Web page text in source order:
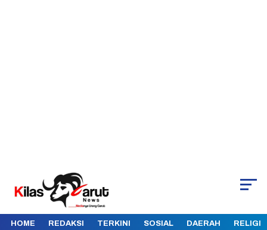
HOME REDAKSI TERKINI SOSIAL DAERAH RELIGI